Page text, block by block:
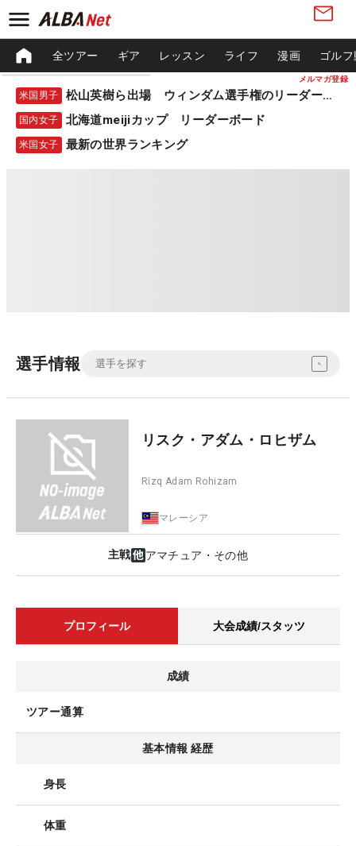
メルマガ登録
全ツアー ギア レッスン ライフ 漫画 ゴル
米国男子 松山英樹ら出場 ウィンダム選手権のリーダーボード
国内女子 北海道meijiカップ リーダーボード
米国女子 最新の世界ランキング
選手情報
リスク・アダム・ロヒザム
Rizq Adam Rohizam
マレーシア
主戦 アマチュア・その他
プロフィール 大会成績/スタッツ
成績
ツアー通算
基本情報 経歴
身長
体重